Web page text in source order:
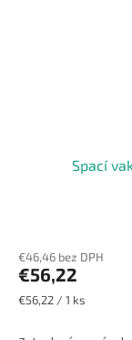
Spací
€46,46 bez DPH
€56,22
Jednotková
€56,22 / 1 ks